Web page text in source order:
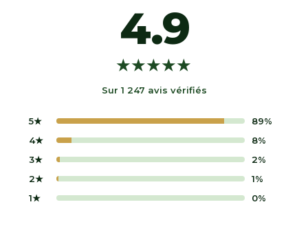
4.9
★★★★★
Sur 1 247 avis vérifiés
5★
89%
4★
8%
3★
2%
2★
1%
1★
0%